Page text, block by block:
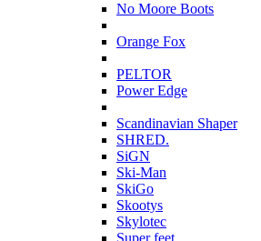
No Moore Boots
Orange Fox
PELTOR
Power Edge
Scandinavian Shaper
SHRED.
SiGN
Ski-Man
SkiGo
Skootys
Skylotec
Super feet